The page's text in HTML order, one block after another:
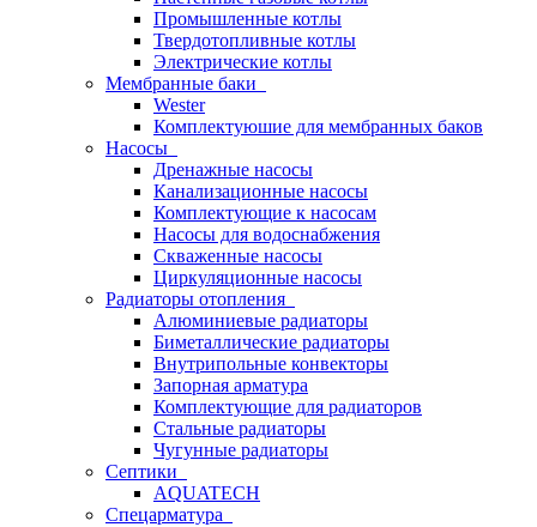
Промышленные котлы
Твердотопливные котлы
Электрические котлы
Мембранные баки
Wester
Комплектуюшие для мембранных баков
Насосы
Дренажные насосы
Канализационные насосы
Комплектующие к насосам
Насосы для водоснабжения
Скваженные насосы
Циркуляционные насосы
Радиаторы отопления
Алюминиевые радиаторы
Биметаллические радиаторы
Внутрипольные конвекторы
Запорная арматура
Комплектующие для радиаторов
Стальные радиаторы
Чугунные радиаторы
Септики
AQUATECH
Спецарматура